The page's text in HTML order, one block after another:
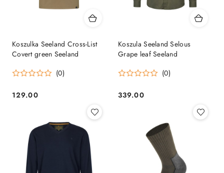
Koszulka Seeland Cross-List
Covert green Seeland
(0)
Cena:
129.00
Koszula Seeland Selous
Grape leaf Seeland
(0)
Cena:
339.00